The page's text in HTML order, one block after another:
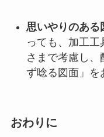
思いやりのある
っても、加工
さまで考慮し
ず唸る図面」を
おわりに